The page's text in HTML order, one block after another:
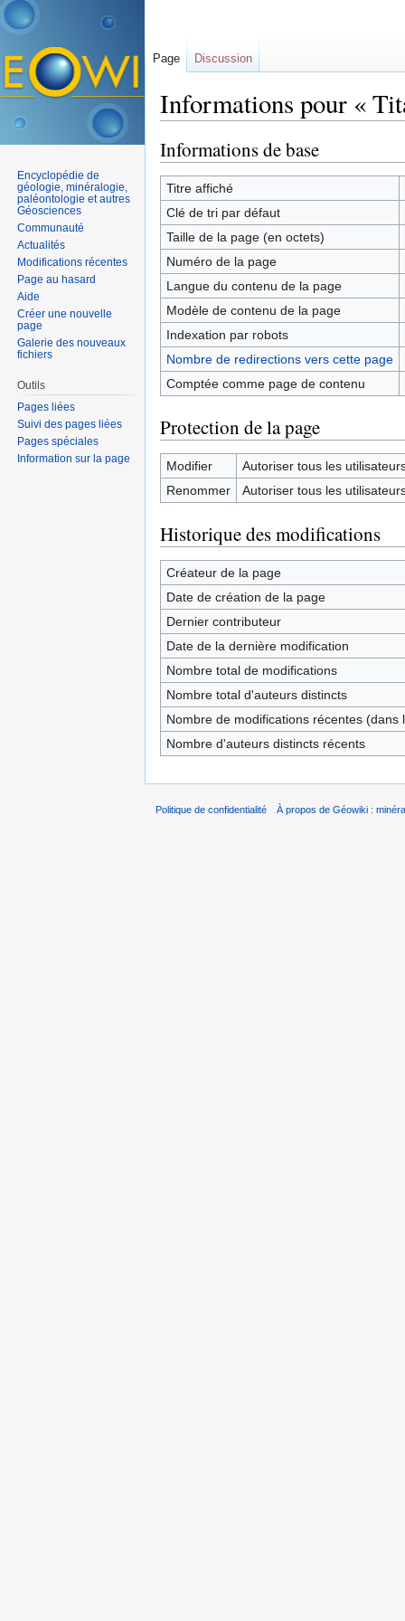
Informations pour «
Informations de base
Titre affiché
Clé de tri par défaut
Taille de la page (en octets)
Numéro de la page
Langue du contenu de la page
Modèle de contenu de la page
Indexation par robots
Nombre de redirections vers cette page
Comptée comme page de contenu
Protection de la page
Modifier
Autoriser tous les
Renommer
Autoriser tous les
Historique des modifications
Créateur de la page
Date de création de la page
Dernier contributeur
Date de la dernière modification
Nombre total de modifications
Nombre total d'auteurs distincts
Nombre de modifications récentes (dans
Nombre d'auteurs distincts récents
Page Discussion
Encyclopédie de
géologie, minéralogie,
paléontologie et autres
Géosciences
Communauté
Actualités
Modifications récentes
Page au hasard
Aide
Créer une nouvelle
page
Galerie des nouveaux
fichiers
Outils
Pages liées
Suivi des pages liées
Pages spéciales
Information sur la page
Politique de confidentialité À propos de Géowiki :